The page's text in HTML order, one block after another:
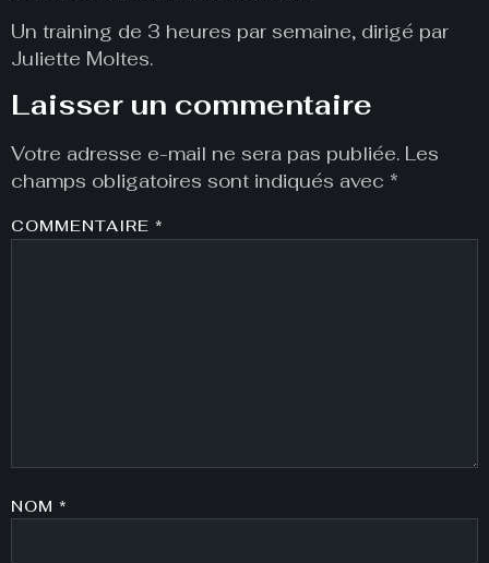
Un training de 3 heures par semaine, dirigé par
Juliette Moltes.
Laisser un commentaire
Votre adresse e-mail ne sera pas publiée. Les
champs obligatoires sont indiqués avec *
COMMENTAIRE *
NOM *